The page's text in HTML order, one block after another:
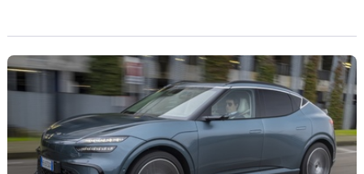
ventes est le GV60, un SUV Coupé compact 100 %
électrique, qui s'affiche à partir de 54 200 €. Voici nos
premières images en direct de l'essai de la version d'entrée
de gamme 229 ch Pure.